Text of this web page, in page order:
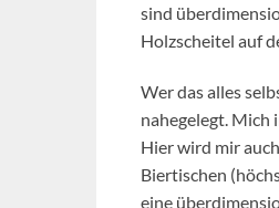
sind
Holzscheitel auf
Wer das alles
nahegelegt. Mich
Hier wird mir
Biertischen
eine